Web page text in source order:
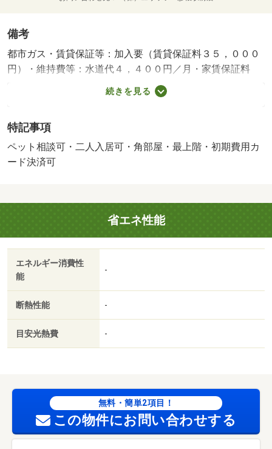
備考
都市ガス・賃貸保証等：加入要（賃貸保証料３５，０００
円）・維持費等：水道代４，４００円／月・家賃保証料
１，６２３円／月・ペット条件：小型犬可／猫可・ＪＲ琵
琶湖彦根駅前で徒歩２５分の都市ガス物件です。ペットに
料や宅配ボックス等設備も豊富です。ＴＶモニターホンも
ございません。・バイク置場：なし・駐輪場：有/鍵交換費
用 16500円/ﾊｳｽｸﾘｰﾆﾝｸﾞ 49500円/その他 2750円
続きを見る
特記事項
ペット相談可・二人入居可・角部屋・最上階・初期費用カ
ード決済可
省エネ性能
エネルギー消費性
能
-
断熱性能 -
目安光熱費 -
無料・簡単2項目！
この物件にお問い合わせする